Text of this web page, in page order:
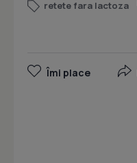
retete fara lactoza
Îmi place